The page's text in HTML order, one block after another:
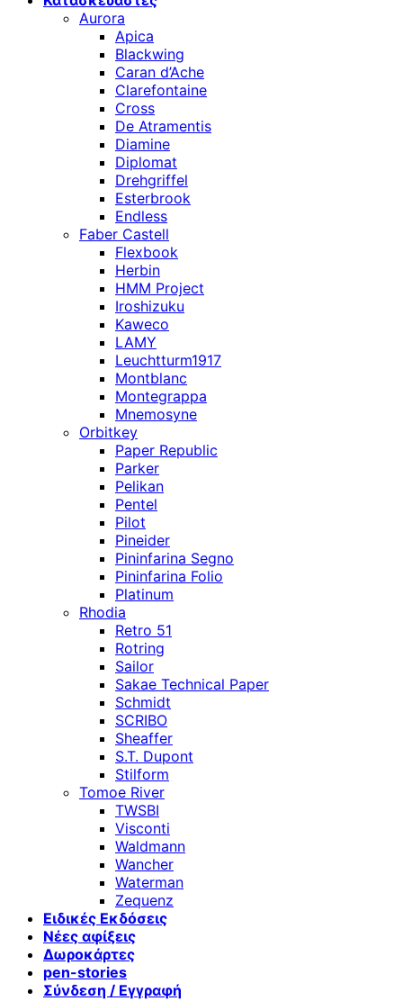
Aurora
Apica
Blackwing
Caran d’Ache
Clarefontaine
Cross
De Atramentis
Diamine
Diplomat
Drehgriffel
Esterbrook
Endless
Faber Castell
Flexbook
Herbin
HMM Project
Iroshizuku
Kaweco
LAMY
Leuchtturm1917
Montblanc
Montegrappa
Mnemosyne
Orbitkey
Paper Republic
Parker
Pelikan
Pentel
Pilot
Pineider
Pininfarina Segno
Pininfarina Folio
Platinum
Rhodia
Retro 51
Rotring
Sailor
Sakae Technical Paper
Schmidt
SCRIBO
Sheaffer
S.T. Dupont
Stilform
Tomoe River
TWSBI
Visconti
Waldmann
Wancher
Waterman
Zequenz
Ειδικές Εκδόσεις
Νέες αφίξεις
Δωροκάρτες
pen-stories
Σύνδεση / Εγγραφή